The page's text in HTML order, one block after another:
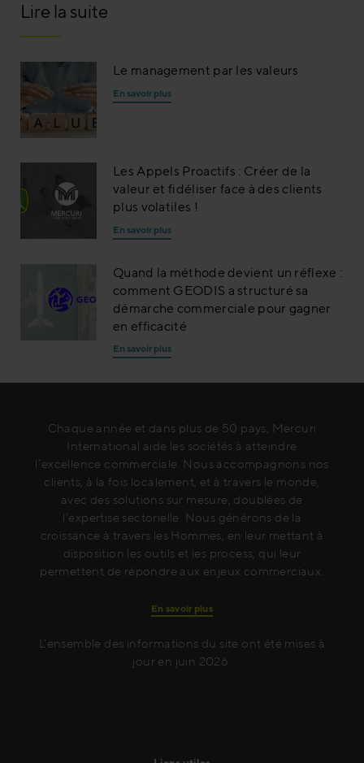
Lire la suite
Le management par les valeurs
En savoir plus
Les Appels Proactifs : Créer de la
valeur et fidéliser face à des clients
plus volatiles !
En savoir plus
Quand la méthode devient un réflexe :
comment GEODIS a structuré sa
démarche commerciale pour gagner
en efficacité
En savoir plus
Chaque année et dans plus de 50 pays, Mercuri
International aide les sociétés à atteindre
l’excellence commerciale. Nous accompagnons nos
clients, à la fois localement, et à travers le monde,
avec des solutions sur mesure, doublées de
l’expertise sectorielle. Nous générons de la
croissance à travers les Hommes, en leur mettant à
disposition les outils et les process, qui leur
permettent de répondre aux enjeux commerciaux.
En savoir plus
L’ensemble des informations du site ont été mises à
jour en juin 2026.